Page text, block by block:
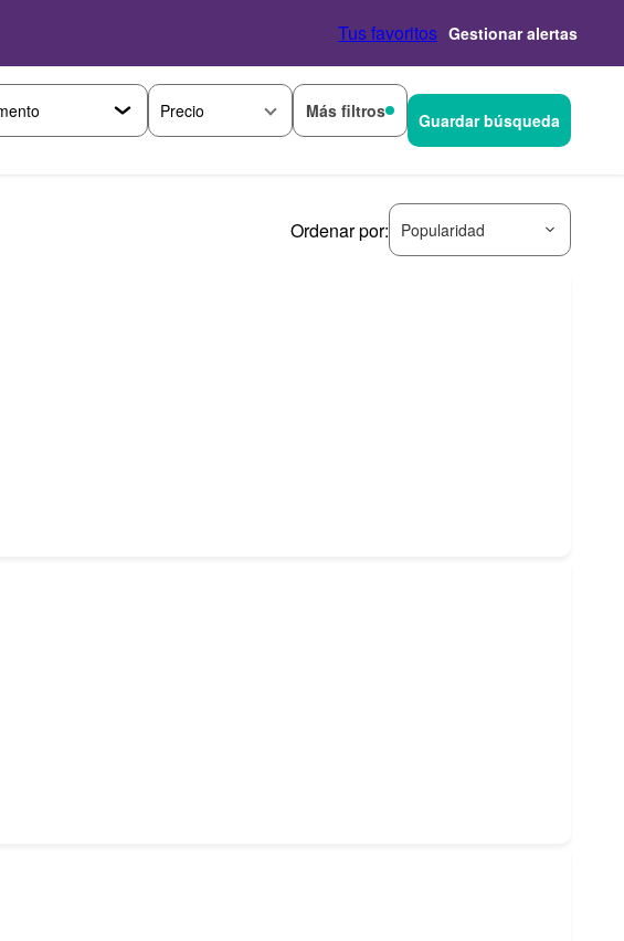
Tus favoritos Gestionar alertas
Precio Más filtros Guardar búsqueda
Ordenar por: Popularidad